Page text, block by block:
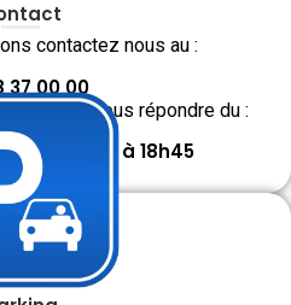
contactez nous au :
37 00 00
de vous répondre du :
De 09h45 à 18h45